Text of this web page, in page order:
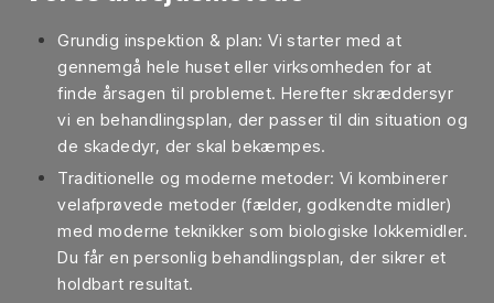
Grundig inspektion & plan: Vi starter med at
gennemgå hele huset eller virksomheden for at
finde årsagen til problemet. Herefter skræddersyr
vi en behandlingsplan, der passer til din situation og
de skadedyr, der skal bekæmpes.
Traditionelle og moderne metoder: Vi kombinerer
velafprøvede metoder (fælder, godkendte midler)
med moderne teknikker som biologiske lokkemidler.
Du får en personlig behandlingsplan, der sikrer et
holdbart resultat.